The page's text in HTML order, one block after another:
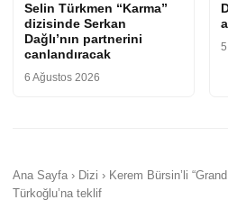
Selin Türkmen “Karma”
dizisinde Serkan
Dağlı’nın partnerini
canlandıracak
6 Ağustos 2026
Ana Sayfa › Dizi › Kerem Bürsin’li
Türkoğlu’na teklif